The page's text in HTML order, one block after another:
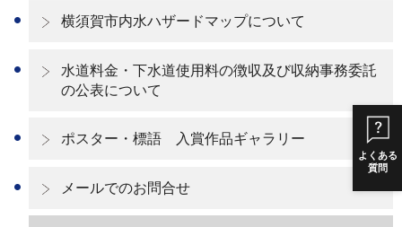
よくある
質問
横須賀市内水ハザードマップについて
水道料金・下水道使用料の徴収及び収納事務委託
の公表について
ポスター・標語 入賞作品ギャラリー
メールでのお問合せ